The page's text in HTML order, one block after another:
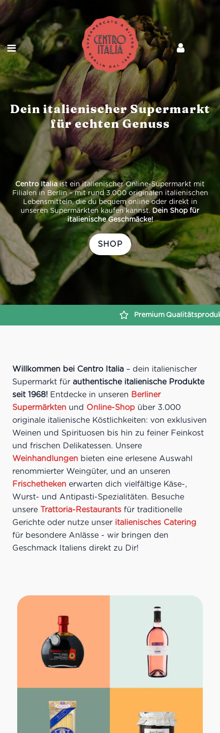
Qualitätsprodukte Sichere
Centro Italiaist ein italienischer Online-Supermarkt mit
Filialen in Berlin – mit rund 3.000 originalen italienischen
Lebensmitteln, die du bequem online oder direkt in
unseren Supermärkten kaufen kannst. Dein Shop für
italienische Geschmäcke!
SHOP
Dein italienischer Supermarkt
für echten Genuss
Willkommen bei Centro Italia – dein italienischer
Supermarkt fürauthentische italienische Produkte
seit 1968! Entdecke in unseren Berliner
Supermärkten und Online-Shop über 3.000
originale italienische Köstlichkeiten: von exklusiven
Weinen und Spirituosen bis hin zu feiner Feinkost
und frischen Delikatessen. Unsere
Weinhandlungen bieten eine erlesene Auswahl
renommierter Weingüter, und an unseren
Frischetheken erwarten dich vielfältige Käse-,
Wurst- und Antipasti-Spezialitäten. Besuche
unsereTrattoria-Restaurants für traditionelle
Gerichte oder nutze unser italienisches Catering
für besondere Anlässe - wir bringen den
Geschmack Italiens direkt zu Dir!